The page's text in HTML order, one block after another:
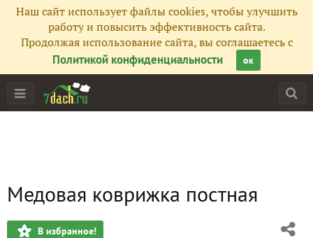
Наш сайт использует файлы cookies, чтобы улучшить
работу и повысить эффективность сайта.
Продолжая использование сайта, вы соглашаетесь с
Политикой конфиденциальности
ок
Медовая коврижка постная
В избранное!